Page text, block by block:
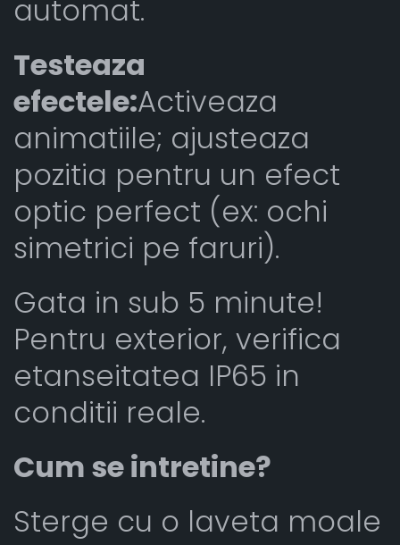
automat.
Testeaza
efectele:Activeaza
animatiile; ajusteaza
pozitia pentru un efect
optic perfect (ex: ochi
simetrici pe faruri).
Gata in sub 5 minute!
Pentru exterior, verifica
etanseitatea IP65 in
conditii reale.
Cum se intretine?
Sterge cu o laveta moale